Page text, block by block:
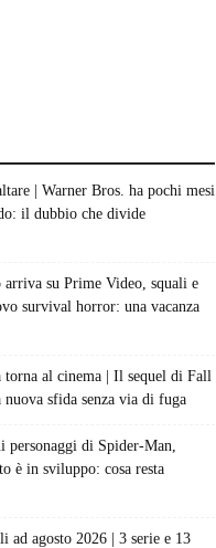
| Warner Bros. ha pochi mesi
il dubbio che divide
su Prime Video, squali e
survival horror: una vacanza
torna al cinema | Il sequel di Fall
nuova sfida senza via di fuga
di Spider-Man,
è in sviluppo: cosa resta
ad agosto 2026 | 3 serie e 13